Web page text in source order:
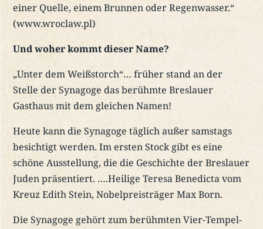
einer Quelle, einem Brunnen oder Regenwasser.“
(www.wroclaw.pl)
Und woher kommt dieser Name?
„Unter dem Weißstorch“… früher stand an der
Stelle der Synagoge das berühmte Breslauer
Gasthaus mit dem gleichen Namen!
Heute kann die Synagoge täglich außer samstags
besichtigt werden. Im ersten Stock gibt es eine
schöne Ausstellung, die die Geschichte der Breslauer
Juden präsentiert. ….Heilige Teresa Benedicta vom
Kreuz Edith Stein, Nobelpreisträger Max Born.
Die Synagoge gehört zum berühmten Vier-Tempel-